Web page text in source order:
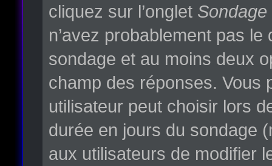
cliquez sur l’onglet Sondage
n’avez probablement pas
sondage et au moins deux
champ des réponses. Vous
utilisateur peut choisir lors
durée en jours du sondage
aux utilisateurs de modifier